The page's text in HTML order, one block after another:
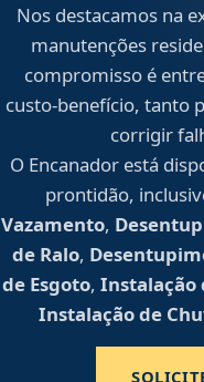
Nos destacamos na
manutenções
compromisso é
custo-benefício, tanto
corrigir
O Encanador está
prontidão,
Vazamento,
de Ralo,
de Esgoto, Instalação
Instalação de